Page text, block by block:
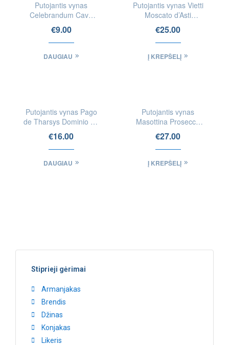
PARDUOTUVĖSE
Putojantis vynas
Celebrandum Cava
Brut 0.375l
€9.00
DAUGIAU
Putojantis vynas Vietti
Moscato d’Asti
Cascinetta DOCG
€25.00
Į KREPŠELĮ
FIZINĖSE
PARDUOTUVĖSE
Putojantis vynas Pago
de Tharsys Dominio de
Requena Brut Rose
Cava
€16.00
DAUGIAU
Putojantis vynas
Masottina Prosecco
R.D.O. – Le Rive di
Ogliano Extra Dry
DOCG
€27.00
Į KREPŠELĮ
Stiprieji gėrimai
Armanjakas
Brendis
Džinas
Konjakas
Likeris